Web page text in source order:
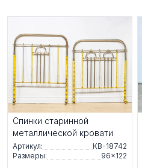
Спинки старинной
металлической кровати
Артикул:
КВ-18742
Размеры:
96×122